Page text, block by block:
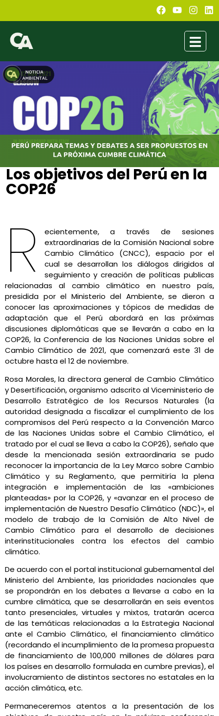
Los objetivos del Perú en la
COP26
R
ecientemente, a través de sesiones
extraordinarias de la Comisión Nacional sobre
Cambio Climático (CNCC), espacio por el
cual se desarrollan los diálogos dirigidos al
seguimiento y creación de políticas publicas
relacionadas al cambio climático en nuestro país,
presidida por el Ministerio del Ambiente, se dieron a
conocer las aproximaciones y tópicos de medidas de
adaptación que el Perú abordará en las próximas
discusiones diplomáticas que se llevarán a cabo en la
COP26, la Conferencia de las Naciones Unidas sobre el
Cambio Climático de 2021, que comenzará este 31 de
octubre hasta el 12 de noviembre.
Rosa Morales, la directora general de Cambio Climático
y Desertificación, organismo adscrito al Viceministerio de
Desarrollo Estratégico de los Recursos Naturales (la
autoridad designada a fiscalizar el cumplimiento de los
compromisos del Perú respecto a la Convención Marco
de las Naciones Unidas sobre el Cambio Climático, el
tratado por el cual se lleva a cabo la COP26), señalo que
desde la mencionada sesión extraordinaria se pudo
reconocer la importancia de la Ley Marco sobre Cambio
Climático y su Reglamento, que permitiría la plena
integración e implementación de las «ambiciones
planteadas» por la COP26, y «avanzar en el proceso de
implementación de Nuestro Desafío Climático (NDC)», el
modelo de trabajo de la Comisión de Alto Nivel de
Cambio Climático para el desarrollo de decisiones
interinstitucionales contra los efectos del cambio
climático.
De acuerdo con el portal institucional gubernamental del
Ministerio del Ambiente, las prioridades nacionales que
se propondrán en los debates a llevarse a cabo en la
cumbre climática, que se desarrollarán en seis eventos
tanto presenciales, virtuales y mixtos, tratarán acerca
de las temáticas relacionadas a la Estrategia Nacional
ante el Cambio Climático, el financiamiento climático
(recordando el incumplimiento de la promesa propuesta
de financiamiento de 100,000 millones de dólares para
los países en desarrollo formulada en cumbre previas), el
involucramiento de distintos sectores no estatales en la
acción climática, etc.
Permaneceremos atentos a la presentación de los